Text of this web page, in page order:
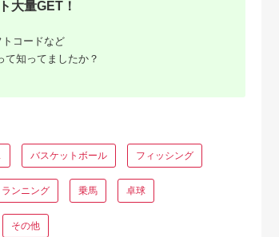
大量GET！
コードなど
て知ってましたか？
バスケットボール フィッシング
ンニング 乗馬 卓球
その他